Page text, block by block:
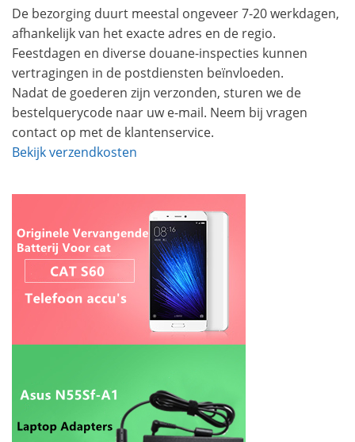
De bezorging duurt meestal ongeveer 7-20 werkdagen,
afhankelijk van het exacte adres en de regio.
Feestdagen en diverse douane-inspecties kunnen
vertragingen in de postdiensten beïnvloeden.
Nadat de goederen zijn verzonden, sturen we de
bestelquerycode naar uw e-mail. Neem bij vragen
contact op met de klantenservice.
Bekijk verzendkosten